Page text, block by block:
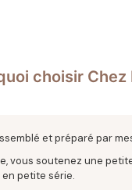
choisir Chez
et préparé par
vous soutenez une
petite série.